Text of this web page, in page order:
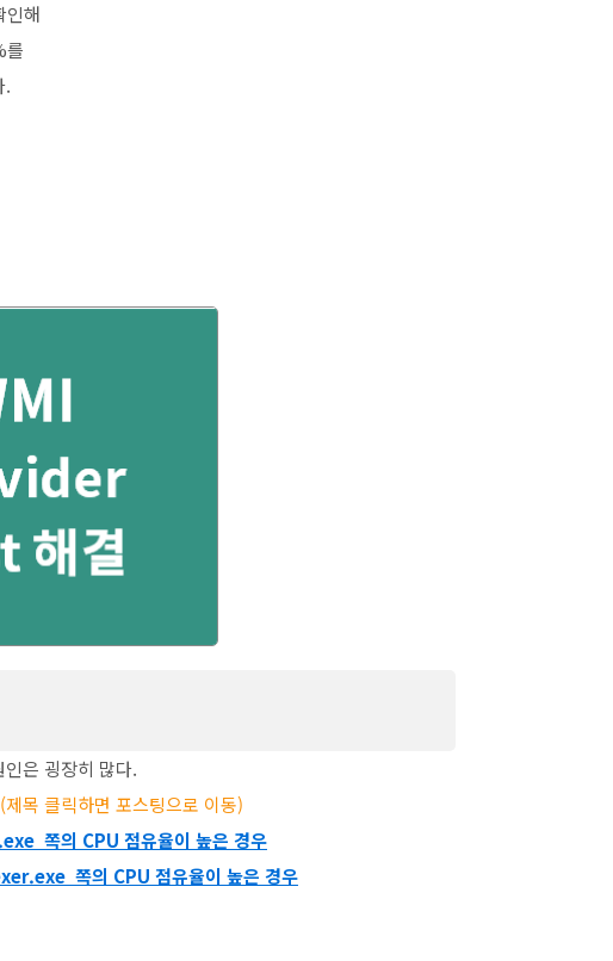
인해
를
.
방법 (컴퓨터가 버벅거릴때, 갑자기 느
은 굉장히 많다.
(제목 클릭하면 포스팅으로 이동)
쪽의 CPU 점유율이 높은 경우
쪽의 CPU 점유율이 높은 경우